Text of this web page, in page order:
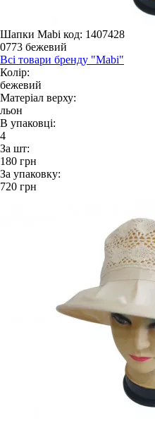
Шапки Mabi код: 1407428
0773 бежевий
Всі товари бренду "Mabi"
Колір:
бежевий
Матеріал верху:
льон
В упаковці:
4
За шт:
180 грн
За упаковку:
720 грн